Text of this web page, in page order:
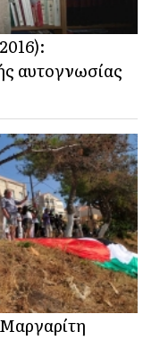
αυτογνωσίας